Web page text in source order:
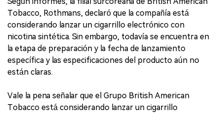
Tobacco, Rothmans, declaró que la compañía está
considerando lanzar un cigarrillo electrónico con
nicotina sintética. Sin embargo, todavía se encuentra en
la etapa de preparación y la fecha de lanzamiento
específica y las especificaciones del producto aún no
están claras.
Vale la pena señalar que el Grupo British American
Tobacco está considerando lanzar un cigarrillo